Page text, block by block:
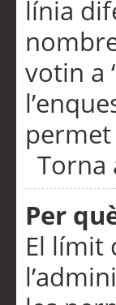
línia
votin a
Torna
Per
El límit